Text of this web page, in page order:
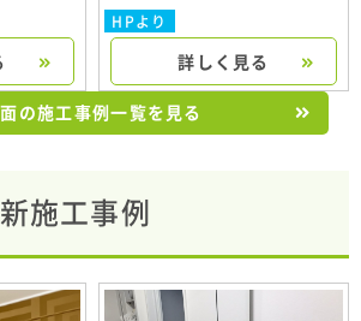
HPより
詳しく見る
の施工事例一覧を見る
施工事例